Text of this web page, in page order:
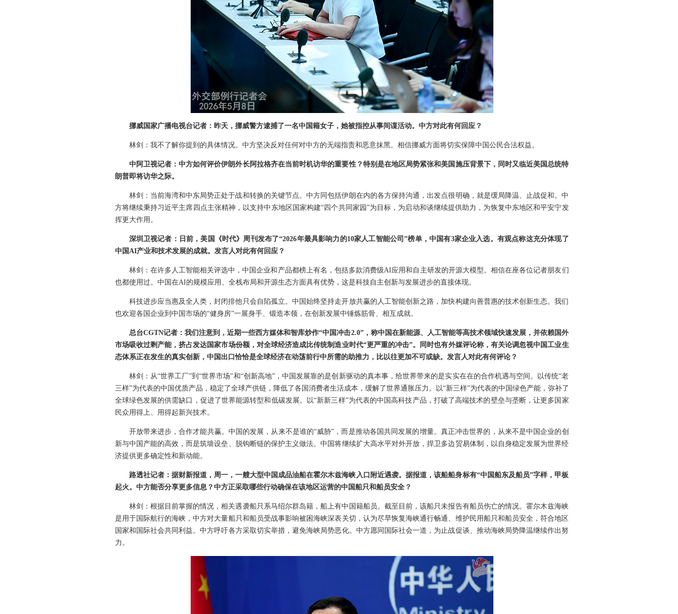
挪威国家广播电视台记者：昨天，挪威警方逮捕了一名中国籍女子，她被指控从事间谍活动。中方对此有何回应？
林剑：我不了解你提到的具体情况。中方坚决反对任何对中方的无端指责和恶意抹黑。相信挪威方面将切实保障中国公民合法权益。
中阿卫视记者：中方如何评价伊朗外长阿拉格齐在当前时机访华的重要性？特别是在地区局势紧张和美国施压背景下，同时又临近美国总统特
朗普即将访华之际。
林剑：当前海湾和中东局势正处于战和转换的关键节点。中方同包括伊朗在内的各方保持沟通，出发点很明确，就是缓局降温、止战促和。中
方将继续秉持习近平主席四点主张精神，以支持中东地区国家构建“四个共同家园”为目标，为启动和谈继续提供助力，为恢复中东地区和平安宁发
挥更大作用。
深圳卫视记者：日前，美国《时代》周刊发布了“2026年最具影响力的10家人工智能公司”榜单，中国有3家企业入选。有观点称这充分体现了
中国AI产业和技术发展的成就。发言人对此有何回应？
林剑：在许多人工智能相关评选中，中国企业和产品都榜上有名，包括多款消费级AI应用和自主研发的开源大模型。相信在座各位记者朋友们
也都使用过。中国在AI的规模应用、全栈布局和开源生态方面具有优势，这是科技自主创新与发展进步的直接体现。
科技进步应当惠及全人类，封闭排他只会自陷孤立。中国始终坚持走开放共赢的人工智能创新之路，加快构建向善普惠的技术创新生态。我们
也欢迎各国企业到中国市场的“健身房”一展身手、锻造本领，在创新发展中锤炼筋骨、相互成就。
总台CGTN记者：我们注意到，近期一些西方媒体和智库炒作“中国冲击2.0”，称中国在新能源、人工智能等高技术领域快速发展，并依赖国外
市场吸收过剩产能，挤占发达国家市场份额，对全球经济造成比传统制造业时代“更严重的冲击”。同时也有外媒评论称，有关论调忽视中国工业生
态体系正在发生的真实创新，中国出口恰恰是全球经济在动荡前行中所需的助推力，比以往更加不可或缺。发言人对此有何评论？
林剑：从“世界工厂”到“世界市场”和“创新高地”，中国发展靠的是创新驱动的真本事，给世界带来的是实实在在的合作机遇与空间。以传统“老
三样”为代表的中国优质产品，稳定了全球产供链，降低了各国消费者生活成本，缓解了世界通胀压力。以“新三样”为代表的中国绿色产能，弥补了
全球绿色发展的供需缺口，促进了世界能源转型和低碳发展。以“新新三样”为代表的中国高科技产品，打破了高端技术的壁垒与垄断，让更多国家
民众用得上、用得起新兴技术。
开放带来进步，合作才能共赢。中国的发展，从来不是谁的“威胁”，而是推动各国共同发展的增量。真正冲击世界的，从来不是中国企业的创
新与中国产能的高效，而是筑墙设垒、脱钩断链的保护主义做法。中国将继续扩大高水平对外开放，捍卫多边贸易体制，以自身稳定发展为世界经
济提供更多确定性和新动能。
路透社记者：据财新报道，周一，一艘大型中国成品油船在霍尔木兹海峡入口附近遇袭。据报道，该船船身标有“中国船东及船员”字样，甲板
起火。中方能否分享更多信息？中方正采取哪些行动确保在该地区运营的中国船只和船员安全？
林剑：根据目前掌握的情况，相关遇袭船只系马绍尔群岛籍，船上有中国籍船员。截至目前，该船只未报告有船员伤亡的情况。霍尔木兹海峡
是用于国际航行的海峡，中方对大量船只和船员受战事影响被困海峡深表关切，认为尽早恢复海峡通行畅通、维护民用船只和船员安全，符合地区
国家和国际社会共同利益。中方呼吁各方采取切实举措，避免海峡局势恶化。中方愿同国际社会一道，为止战促谈、推动海峡局势降温继续作出努
力。